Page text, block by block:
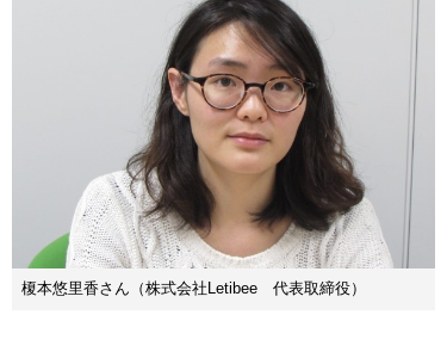
榎本悠里香さん（株式会社Letibee 代表取締役）